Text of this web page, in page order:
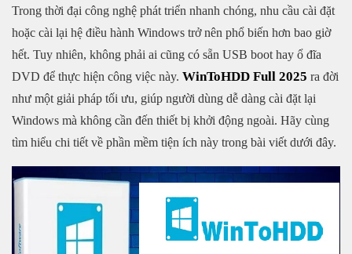
Trong thời đại công nghệ phát triển nhanh chóng, nhu cầu cài đặt
hoặc cài lại hệ điều hành Windows trở nên phổ biến hơn bao giờ
hết. Tuy nhiên, không phải ai cũng có sẵn USB boot hay ổ đĩa
DVD để thực hiện công việc này. WinToHDD Full 2025 ra đời
như một giải pháp tối ưu, giúp người dùng dễ dàng cài đặt lại
Windows mà không cần đến thiết bị khởi động ngoài. Hãy cùng
tìm hiểu chi tiết về phần mềm tiện ích này trong bài viết dưới đây.